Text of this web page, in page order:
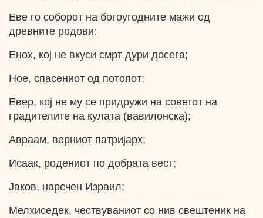
Еве го соборот на богоугодните мажи од
древните родови:
Енох, кој не вкуси смрт дури досега;
Ное, спасениот од потопот;
Евер, кој не му се придружи на советот на
градителите на кулата (вавилонска);
Авраам, верниот патријарх;
Исаак, родениот по добрата вест;
Јаков, наречен Израил;
Мелхиседек, чествуваниот со нив свештеник на